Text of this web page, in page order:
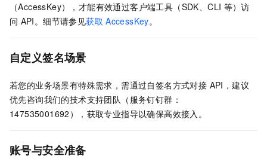
（AccessKey），才能有效通过客户端工具（SDK、CLI 等）访
问 API。细节请参见获取 AccessKey。
自定义签名场景
若您的业务场景有特殊需求，需通过自签名方式对接 API，建议
优先咨询我们的技术支持团队（服务钉钉群：
147535001692），获取专业指导以确保高效接入。
账号与安全准备